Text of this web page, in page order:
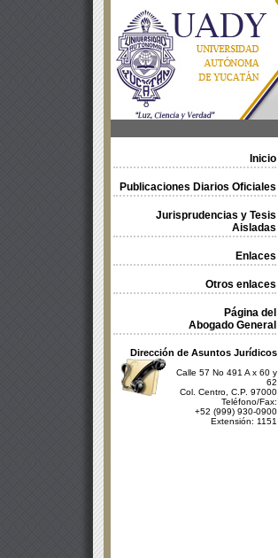
Inicio
Publicaciones Diarios Oficiales
Jurisprudencias y Tesis
Aisladas
Enlaces
Otros enlaces
Página del
Abogado General
Dirección de Asuntos Jurídicos
Calle 57 No 491 A x 60 y
62
Col. Centro, C.P. 97000
Teléfono/Fax:
+52 (999) 930-0900
Extensión: 1151